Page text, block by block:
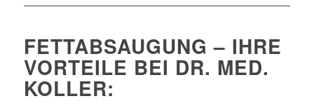
FETTABSAUGUNG – IHRE
VORTEILE BEI DR. MED.
KOLLER: